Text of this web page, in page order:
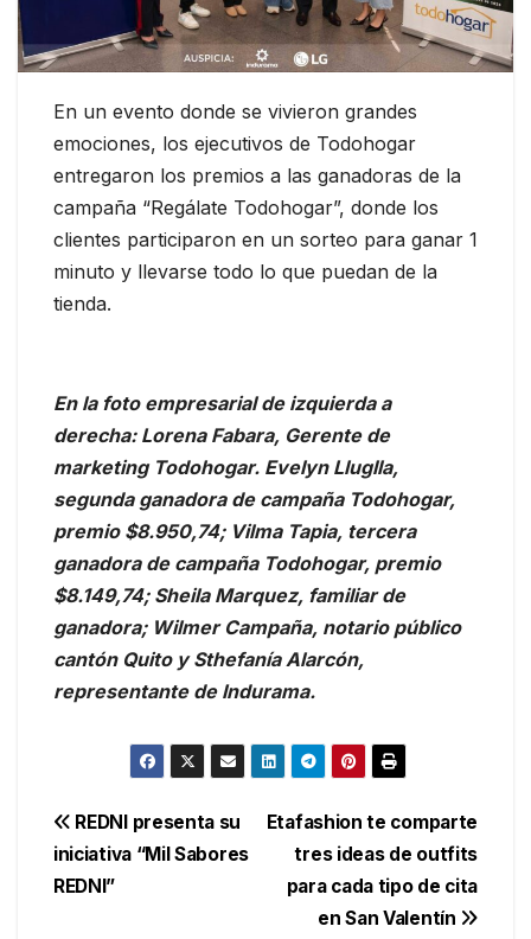
En un evento donde se vivieron grandes
emociones, los ejecutivos de Todohogar
entregaron los premios a las ganadoras de la
campaña “Regálate Todohogar”, donde los
clientes participaron en un sorteo para ganar 1
minuto y llevarse todo lo que puedan de la
tienda.
En la foto empresarial de izquierda a
derecha: Lorena Fabara, Gerente de
marketing Todohogar. Evelyn Lluglla,
segunda ganadora de campaña Todohogar,
premio $8.950,74; Vilma Tapia, tercera
ganadora de campaña Todohogar, premio
$8.149,74; Sheila Marquez, familiar de
ganadora; Wilmer Campaña, notario público
cantón Quito y Sthefanía Alarcón,
representante de Indurama.
Navegación
de
Etafashion te comparte
tres ideas de outfits
para cada tipo de cita
en San Valentín
REDNI presenta su
iniciativa “Mil Sabores
REDNI”